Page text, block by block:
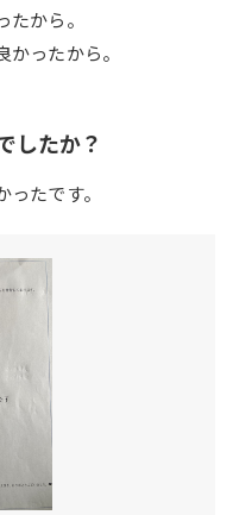
から。
ったから。
したか？
たです。